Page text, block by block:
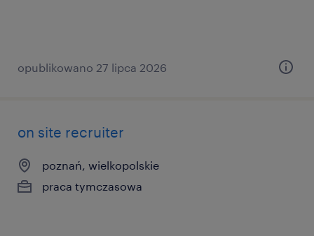
opublikowano 27 lipca 2026
on site recruiter
poznań, wielkopolskie
praca tymczasowa